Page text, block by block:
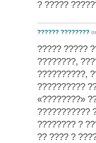
? ?????
?????? ????????
????? ?????
????????,
??????????,
??????????
«????????»
???????????
???????? ?
?? ???? ?